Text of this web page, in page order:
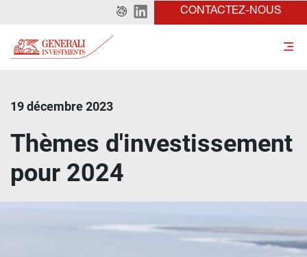
CONTACTEZ-NOUS
19 décembre 2023
Thèmes d'investissement
pour 2024